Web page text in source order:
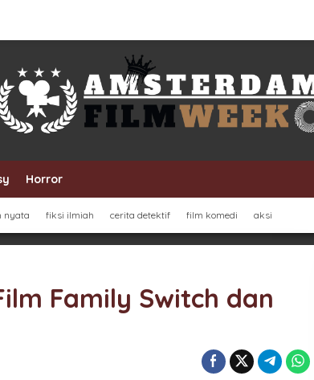
Horror
nyata fiksi ilmiah cerita detektif film komedi aksi
Family Switch dan